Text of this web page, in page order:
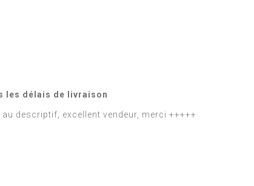
les délais de livraison
descriptif, excellent vendeur, merci +++++